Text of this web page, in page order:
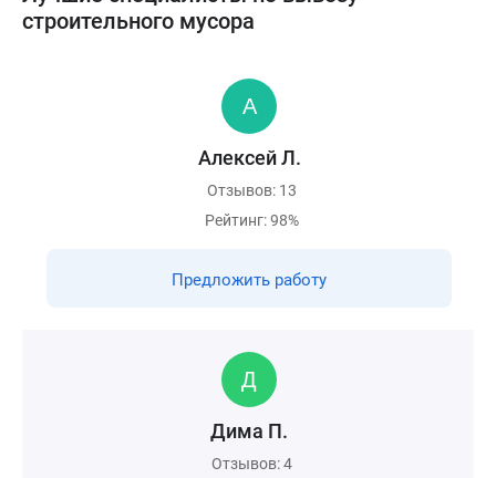
строительного мусора
Алексей Л.
Отзывов: 13
Рейтинг: 98%
Предложить работу
Дима П.
Отзывов: 4